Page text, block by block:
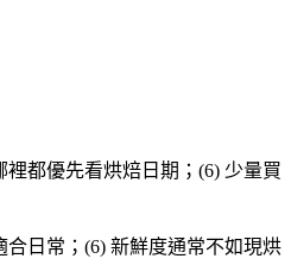
都優先看烘焙日期；(6) 少量買
日常；(6) 新鮮度通常不如現烘